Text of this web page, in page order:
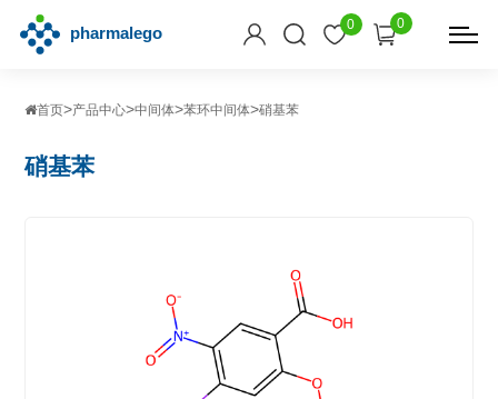
0 0
首页>产品中心>中间体>苯环中间体>硝基苯
硝基苯